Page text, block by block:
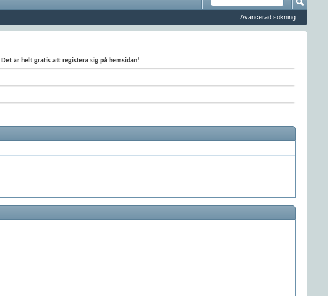
Avancerad sökning
Det är helt gratis att registera sig på hemsidan!